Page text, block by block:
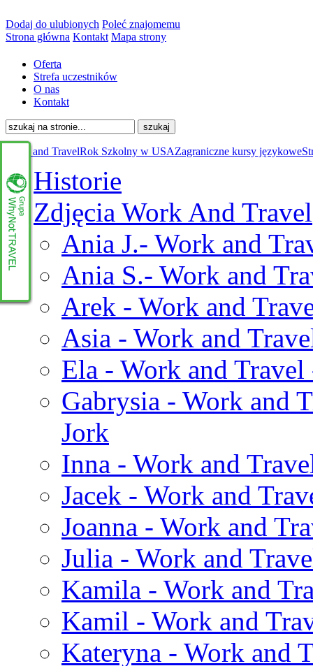
Dodaj do ulubionych Poleć znajomemu
Strona główna Kontakt Mapa strony
Oferta
Strefa uczestników
O nas
Kontakt
Work and TravelRok Szkolny w USAZagraniczne kursy językowe
Historie
Zdjęcia Work And Travel
Ania J.- Work and
Ania S.- Work and
Arek - Work and
Asia - Work and
Ela - Work and Travel
Gabrysia - Work and
Jork
Inna - Work and
Jacek - Work and
Joanna - Work and
Julia - Work and
Kamila - Work and
Kamil - Work and
Kateryna - Work and
www.whynottravel.pl